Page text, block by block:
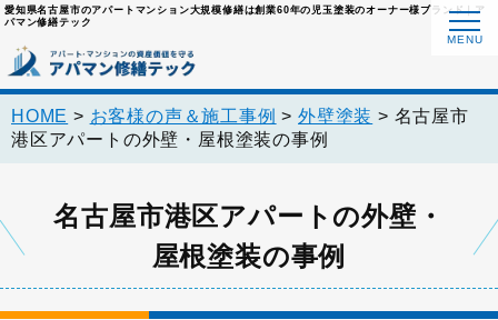
愛知県名古屋市のアパートマンション大規模修繕は創業60年の児玉塗装のオーナー様ブランド｜ア
パマン修繕テック
HOME > お客様の声＆施工事例 >外壁塗装 > 名古屋市
港区アパートの外壁・屋根塗装の事例
名古屋市港区アパートの外壁・
屋根塗装の事例